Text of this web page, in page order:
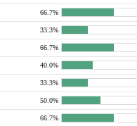
66.7%
33.3%
66.7%
40.0%
33.3%
50.0%
66.7%